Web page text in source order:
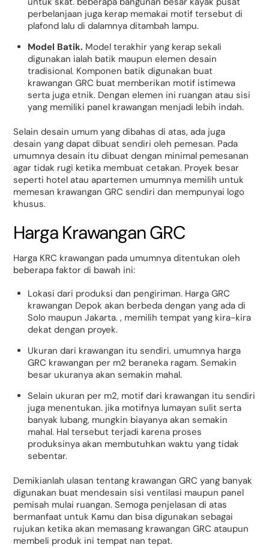
perbelanjaan juga kerap memakai motif tersebut di
plafond lalu di dalamnya ditambah lampu.
Model Batik. Model terakhir yang kerap sekali
digunakan ialah batik maupun elemen desain
tradisional. Komponen batik digunakan buat
krawangan GRC buat memberikan motif istimewa
serta juga etnik. Dengan elemen ini ruangan atau sisi
yang memiliki panel krawangan menjadi lebih indah.
Selain desain umum yang dibahas di atas, ada juga
desain yang dapat dibuat sendiri oleh pemesan. Pada
umumnya desain itu dibuat dengan minimal pemesanan
agar tidak rugi ketika membuat cetakan. Proyek besar
seperti hotel atau apartemen umumnya memilih untuk
memesan krawangan GRC sendiri dan mempunyai logo
khusus.
Harga Krawangan GRC
Harga KRC krawangan pada umumnya ditentukan oleh
beberapa faktor di bawah ini:
Lokasi dari produksi dan pengiriman. Harga GRC
krawangan Depok akan berbeda dengan yang ada di
Solo maupun Jakarta. , memilih tempat yang kira-kira
dekat dengan proyek.
Ukuran dari krawangan itu sendiri. umumnya harga
GRC krawangan per m2 beraneka ragam. Semakin
besar ukuranya akan semakin mahal.
Selain ukuran per m2, motif dari krawangan itu sendiri
juga menentukan. jika motifnya lumayan sulit serta
banyak lubang, mungkin biayanya akan semakin
mahal. Hal tersebut terjadi karena proses
produksinya akan membutuhkan waktu yang tidak
sebentar.
Demikianlah ulasan tentang krawangan GRC yang banyak
digunakan buat mendesain sisi ventilasi maupun panel
pemisah mulai ruangan. Semoga penjelasan di atas
bermanfaat untuk Kamu dan bisa digunakan sebagai
rujukan ketika akan memasang krawangan GRC ataupun
membeli produk ini tempat nan tepat.